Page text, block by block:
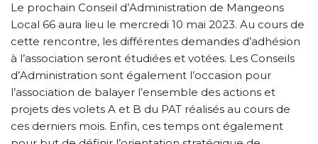
Le prochain Conseil d’Administration de Mangeons
Local 66 aura lieu le mercredi 10 mai 2023. Au cours de
cette rencontre, les différentes demandes d’adhésion
à l’association seront étudiées et votées. Les Conseils
d’Administration sont également l’occasion pour
l’association de balayer l’ensemble des actions et
projets des volets A et B du PAT réalisés au cours de
ces derniers mois. Enfin, ces temps ont également